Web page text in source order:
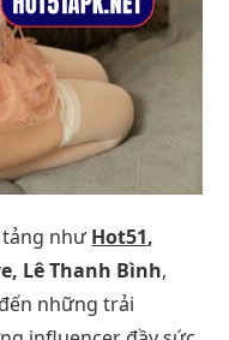
tảng nhưHot51,
Lê Thanh Bình,
những trải